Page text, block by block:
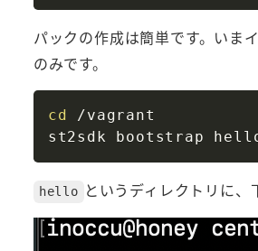
パックの作成は簡単です。いま
のみです。
cd /vagrant
hello というディレクトリに、